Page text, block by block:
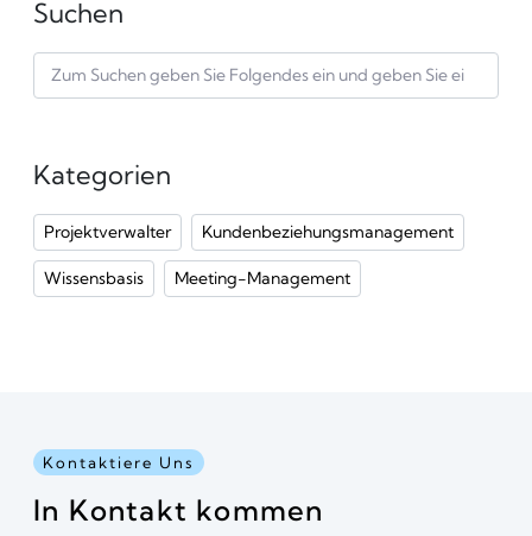
Suchen
Kategorien
Projektverwalter Kundenbeziehungsmanagement
Wissensbasis Meeting-Management
Kontaktiere Uns
In Kontakt kommen